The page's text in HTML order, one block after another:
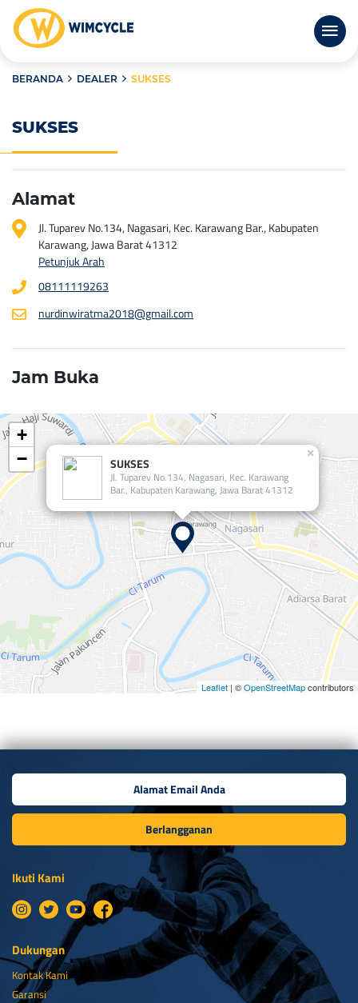
BERANDA DEALER SUKSES
SUKSES
Alamat
Jl. Tuparev No.134, Nagasari, Kec. Karawang Bar., Kabupaten
Karawang, Jawa Barat 41312
Petunjuk Arah
08111119263
nurdinwiratma2018@gmail.com
Jam Buka
SUKSES
Jl. Tuparev No.134, Nagasari, Kec. Karawang
Bar., Kabupaten Karawang, Jawa Barat 41312
×
+
−
Leaflet | ©OpenStreetMapcontributors
Berlangganan
Ikuti Kami
Dukungan
Kontak Kami
Garansi